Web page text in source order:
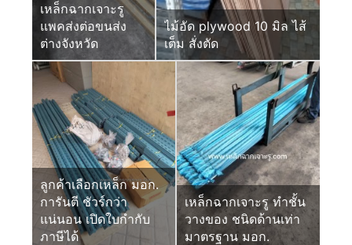
เหล็กฉากเจาะรู
แพคส่งต่อขนส่ง
ต่างจังหวัด
ไม้อัด plywood 10 มิล ไส้
เต็ม สั่งตัด
ลูกค้าเลือกเหล็ก มอก.
การันตี ชัวร์กว่า
แน่นอน เปิดใบกำกับ
ภาษีได้
เหล็กฉากเจาะรู ทำชั้น
วางของ ชนิดด้านเท่า
มาตรฐาน มอก.